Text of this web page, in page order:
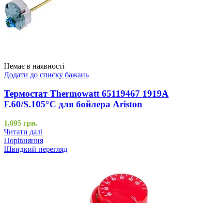
Немає в наявності
Додати до списку бажань
Термостат Thermowatt 65119467 1919A
F.60/S.105°C для бойлера Ariston
1,095 грн.
Читати далі
Порівняння
Швидкий перегляд